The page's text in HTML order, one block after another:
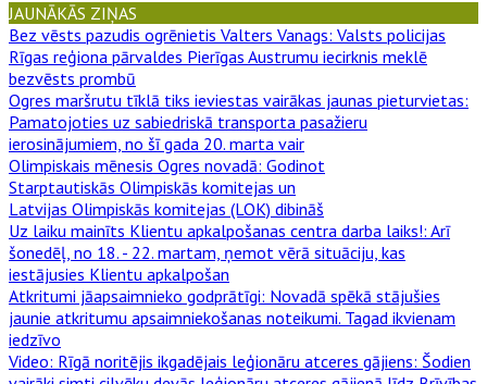
JAUNĀKĀS ZIŅAS
Bez vēsts pazudis ogrēnietis Valters Vanags: Valsts policijas
Rīgas reģiona pārvaldes Pierīgas Austrumu iecirknis meklē
bezvēsts prombū
Ogres maršrutu tīklā tiks ieviestas vairākas jaunas pieturvietas:
Pamatojoties uz sabiedriskā transporta pasažieru
ierosinājumiem, no šī gada 20. marta vair
Olimpiskais mēnesis Ogres novadā: Godinot
Starptautiskās Olimpiskās komitejas un
Latvijas Olimpiskās komitejas (LOK) dibināš
Uz laiku mainīts Klientu apkalpošanas centra darba laiks!: Arī
šonedēļ, no 18. - 22. martam, ņemot vērā situāciju, kas
iestājusies Klientu apkalpošan
Atkritumi jāapsaimnieko godprātīgi: Novadā spēkā stājušies
jaunie atkritumu apsaimniekošanas noteikumi. Tagad ikvienam
iedzīvo
Video: Rīgā noritējis ikgadējais leģionāru atceres gājiens: Šodien